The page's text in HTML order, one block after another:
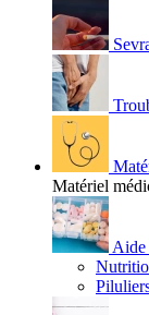
Matériel
Aide